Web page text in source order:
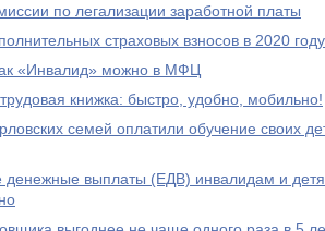
по легализации заработной платы
страховых взносов в 2020 году
«Инвалид» можно в МФЦ
книжка: быстро, удобно, мобильно!
семей оплатили обучение своих
денежные выплаты (ЕДВ) инвалидам и